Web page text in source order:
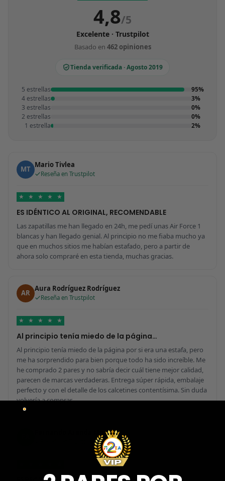
4,8/5
Excelente · Trustpilot
Basado en 462 opiniones
Tienda verificada · Agosto 2019
5 estrellas
95%
4 estrellas
3%
3 estrellas
0%
2 estrellas
0%
1 estrella
2%
MT Mario Tivlea
Reseña en Trustpilot
★ ★ ★ ★ ★
ES IDÉNTICO AL ORIGINAL, RECOMENDABLE
Las zapatillas me han llegado en 24h, me pedí unas Air Force 1
blancas y han llegado genial. Al principio no me fiaba mucho ya
que en muchos sitios me habían estafado, pero a partir de
ahora solo compraré en esta tienda, muchas gracias.
AR Aura Rodríguez Rodríguez
Reseña en Trustpilot
★ ★ ★ ★ ★
Al principio tenía miedo de la página…
Al principio tenía miedo de la página por si era una estafa, pero
me ha sorprendido para bien porque todo ha sido increíble. Me
he comprado 2 pares y no sabría decir cuál tiene mejor calidad,
parecen de marcas verdaderas. Entrega súper rápida, embalaje
perfecto y con el detalle de los calcetines contentísima. Sin duda
volvería a comprar.
Fernando Aranda Morales
Reseña en Trustpilot